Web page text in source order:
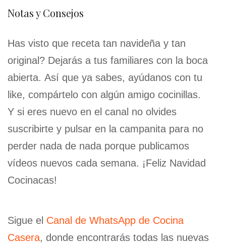
Notas y Consejos
Has visto que receta tan navideña y tan
original? Dejarás a tus familiares con la boca
abierta. Así que ya sabes, ayúdanos con tu
like, compártelo con algún amigo cocinillas.
Y si eres nuevo en el canal no olvides
suscribirte y pulsar en la campanita para no
perder nada de nada porque publicamos
vídeos nuevos cada semana. ¡Feliz Navidad
Cocinacas!
Sigue el Canal de WhatsApp de Cocina
Casera, donde encontrarás todas las nuevas